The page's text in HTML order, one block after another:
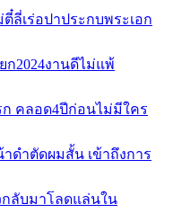
ลี่เร่อปาประกบพระเอก
ก2024งานดีไม่แพ้
ก คลอด4ปีก่อนไม่มีใคร
ดำตัดผมสั้น เข้าถึงการ
กลับมาโลดแล่นใน